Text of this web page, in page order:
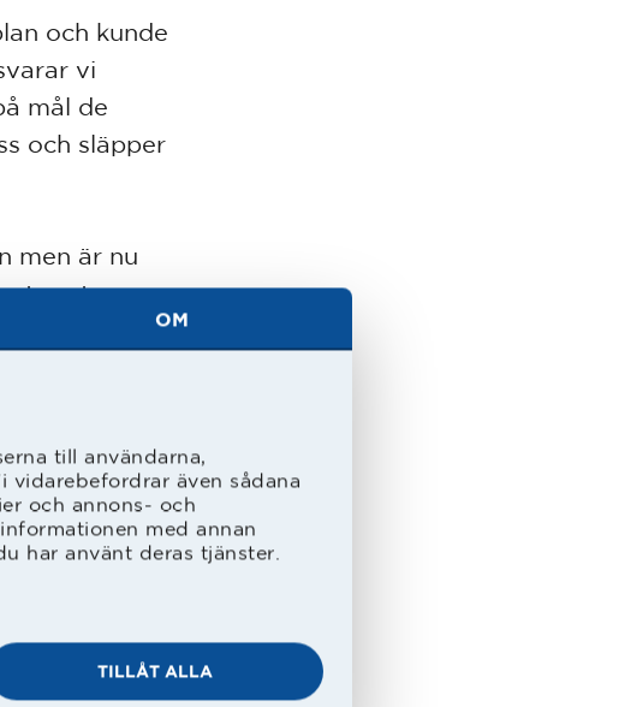
OM
till användarna,
vidarebefordrar även sådana
och annons- och
med annan
har använt deras tjänster.
TILLÅT ALLA
och kunde
vi
mål de
och släpper
men är nu
mot
jag fick ju
behövde
om. Så jag
det att köra